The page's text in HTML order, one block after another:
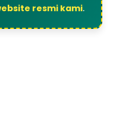
resmi kami.